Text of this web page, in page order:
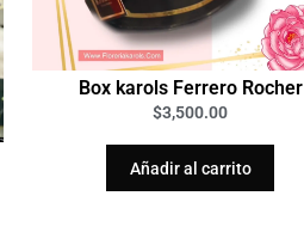
Box karols Ferrero Rocher
$3,500.00
Añadir al carrito